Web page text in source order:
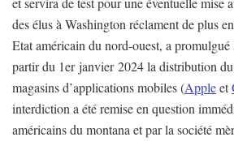
des élus à Washington réclament de plus
Etat américain du nord-ouest, a
partir du 1er janvier 2024 la distribution du
magasins d’applications mobiles (Appleet
interdiction a été remise en question
américains du montana et par la société